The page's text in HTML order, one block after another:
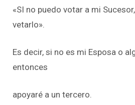
«SI no puedo votar a mi
vetarlo».
Es decir, si no es mi Esposa o
entonces
apoyaré a un tercero.